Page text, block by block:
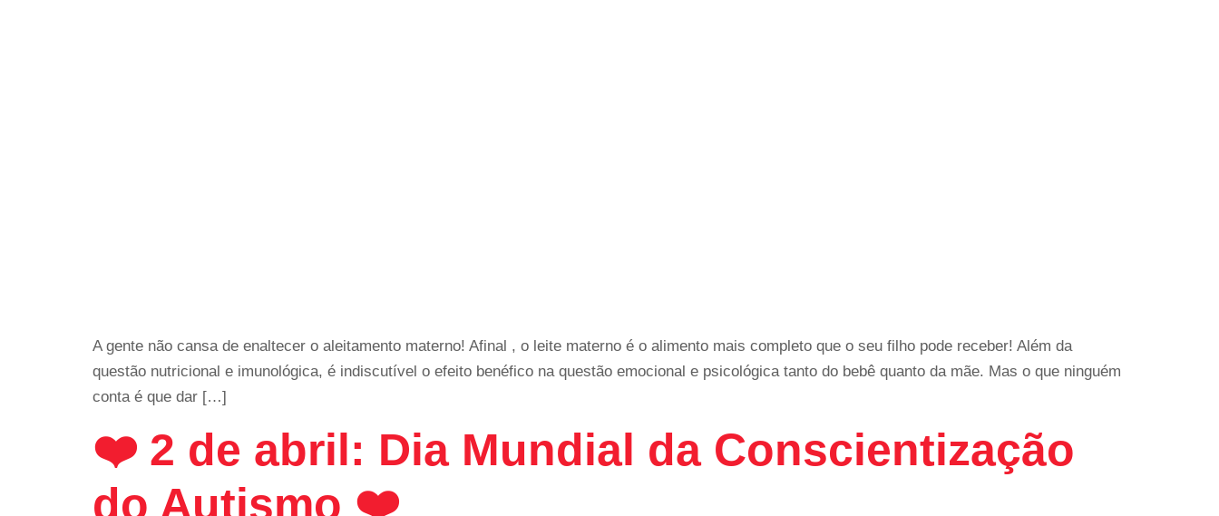
A gente não cansa de enaltecer o aleitamento materno! Afinal , o leite materno é o alimento mais completo que o seu filho pode receber! Além da
questão nutricional e imunológica, é indiscutível o efeito benéfico na questão emocional e psicológica tanto do bebê quanto da mãe. Mas o que ninguém
conta é que dar […]
❤️ 2 de abril: Dia Mundial da Conscientização
do Autismo ❤️